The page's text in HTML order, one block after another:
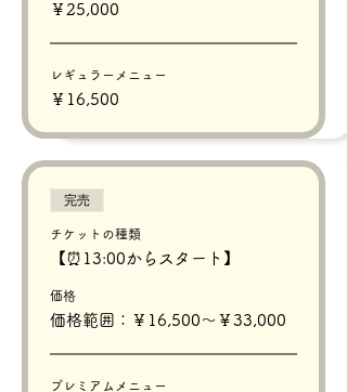
￥25,000
レギュラーメニュー
￥16,500
完売
チケットの種類
【⏰13:00からスタート】
価格
価格範囲：￥16,500〜￥33,000
プレミアムメニュー